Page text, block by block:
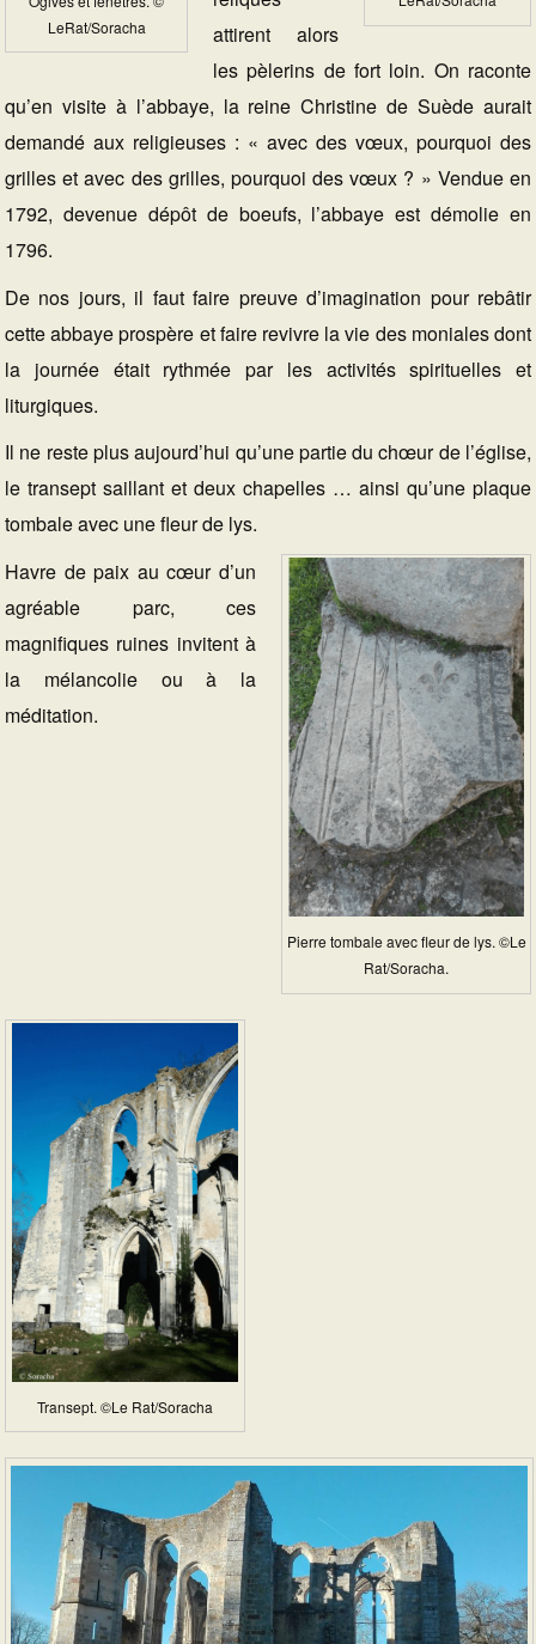
LeRat/Soracha
attirent alors
les pèlerins de fort loin. On raconte
qu’en visite à l’abbaye, la reine Christine de Suède aurait
demandé aux religieuses : « avec des vœux, pourquoi des
grilles et avec des grilles, pourquoi des vœux ? » Vendue en
1792, devenue dépôt de boeufs, l’abbaye est démolie en
1796.
De nos jours, il faut faire preuve d’imagination pour rebâtir
cette abbaye prospère et faire revivre la vie des moniales dont
la journée était rythmée par les activités spirituelles et
liturgiques.
Il ne reste plus aujourd’hui qu’une partie du chœur de l’église,
le transept saillant et deux chapelles … ainsi qu’une plaque
tombale avec une fleur de lys.
Pierre tombale avec fleur de lys. ©Le
Rat/Soracha.
Transept. ©Le Rat/Soracha
Havre de paix au cœur d’un
agréable parc, ces
magnifiques ruines invitent à
la mélancolie ou à la
méditation.